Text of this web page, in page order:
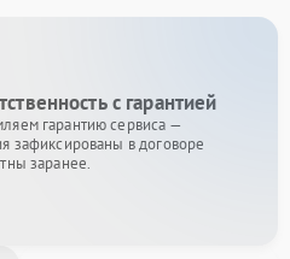
с гарантией
гарантию сервиса —
зафиксированы в договоре
заранее.